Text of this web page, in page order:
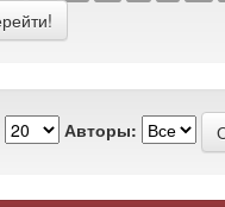
Авторы: